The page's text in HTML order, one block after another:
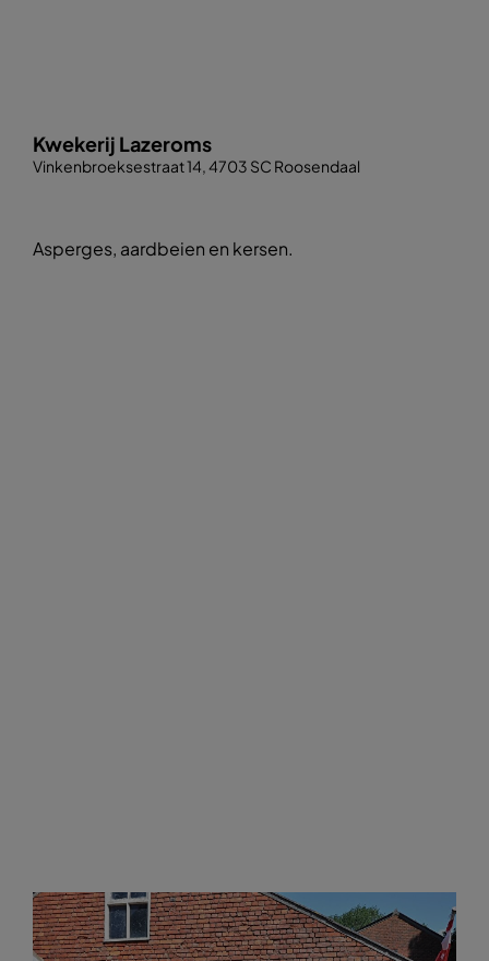
Kwekerij Lazeroms
Vinkenbroeksestraat 14, 4703 SC Roosendaal
Asperges, aardbeien en kersen.